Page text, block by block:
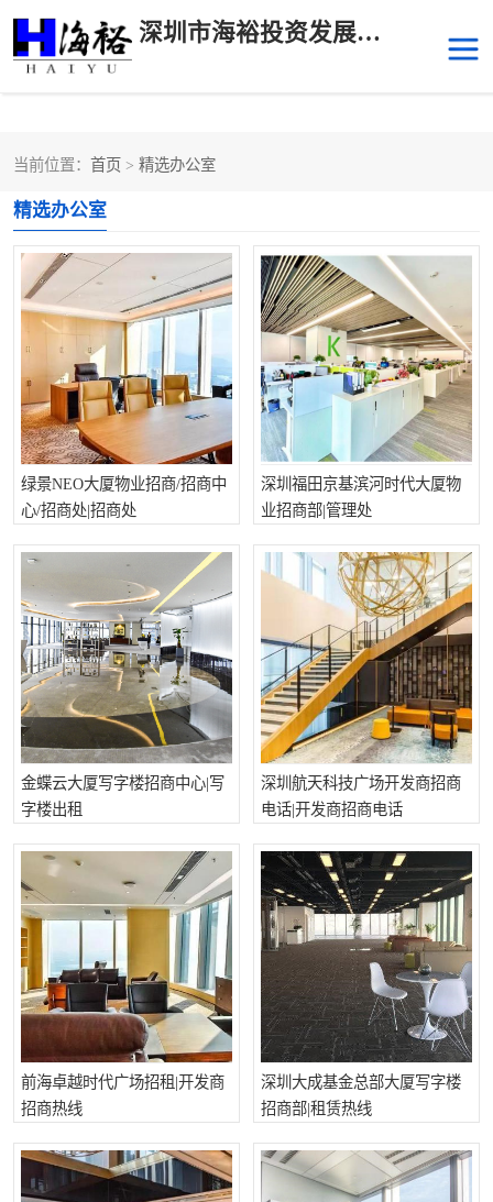
深圳市海裕投资发展有限公司
当前位置： 首页 > 精选办公室
精选办公室
绿景NEO大厦物业招商/招商中
心/招商处|招商处
深圳福田京基滨河时代大厦物
业招商部|管理处
金蝶云大厦写字楼招商中心|写
字楼出租
深圳航天科技广场开发商招商
电话|开发商招商电话
前海卓越时代广场招租|开发商
招商热线
深圳大成基金总部大厦写字楼
招商部|租赁热线
科技园中区 南山华侨城
前海 深圳湾科技生态园
福田中心区写字楼租赁 宝安中心区
深圳宝安 福田车公庙
罗湖水贝 南山南油
龙华 罗湖区
宝安区 西乡
兴东
福田华强北 南山科技园
南山后海 福田区
车公庙 保税区
南山区 西丽
南头 高新园
深圳超级总部基地 后海
蛇口 南油
华侨城 南山蛇口
龙岗区 科技园北区